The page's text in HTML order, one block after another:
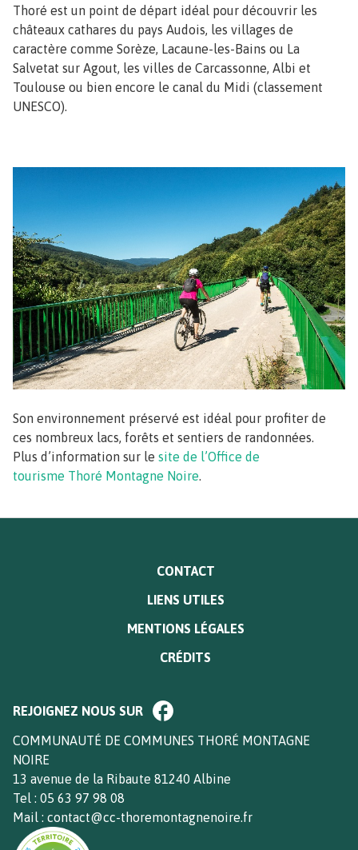
Thoré est un point de départ idéal pour découvrir les
châteaux cathares du pays Audois, les villages de
caractère comme Sorèze, Lacaune-les-Bains ou La
Salvetat sur Agout, les villes de Carcassonne, Albi et
Toulouse ou bien encore le canal du Midi (classement
UNESCO).
Son environnement préservé est idéal pour profiter de
ces nombreux lacs, forêts et sentiers de randonnées.
Plus d’information sur le site de l’Office de
tourisme Thoré Montagne Noire.
CONTACT
LIENS UTILES
MENTIONS LÉGALES
CRÉDITS
de
bloc
Texte
footer
COMMUNAUTÉ DE COMMUNES THORÉ MONTAGNE
NOIRE
13 avenue de la Ribaute 81240 Albine
Tel : 05 63 97 98 08
Mail : contact@cc-thoremontagnenoire.fr
REJOIGNEZ NOUS SUR